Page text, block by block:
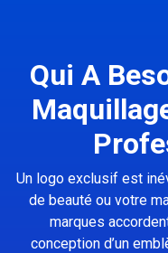
Qui A
Un logo exclusif est
de beauté ou votre
marques
conception d’un